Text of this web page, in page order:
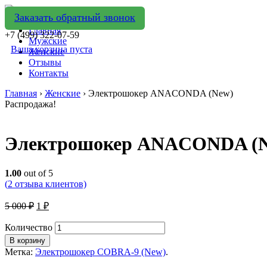
Заказать обратный звонок
+7 (499) 322-07-59
Ваша корзина пуста
Главная
Мужские
Женские
Отзывы
Контакты
Главная › Женские › Электрошокер ANACONDA (New)
Распродажа!
Электрошокер ANACONDA
1.00 out of 5
(2 отзыва клиентов)
5 000₽ 1 ₽
Количество
В корзину
Метка: Электрошокер COBRA-9 (New).